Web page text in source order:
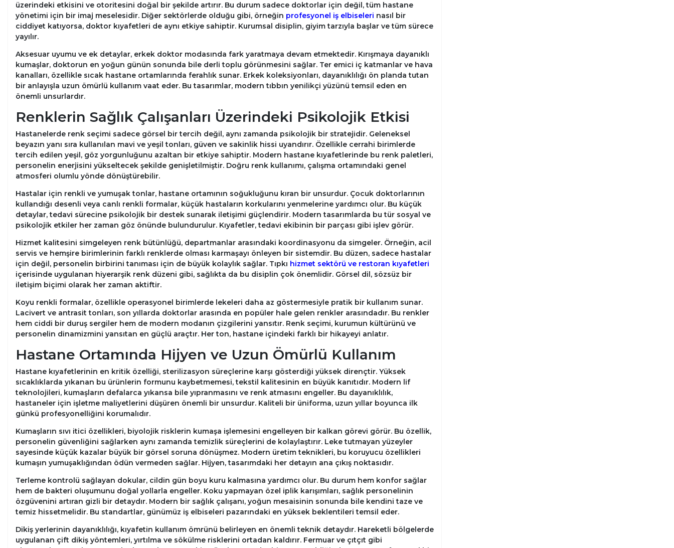
üzerindeki etkisini ve otoritesini doğal bir şekilde artırır. Bu durum sadece doktorlar için değil, tüm hastane
yönetimi için bir imaj meselesidir. Diğer sektörlerde olduğu gibi, örneğin profesyonel iş elbiseleri nasıl bir
ciddiyet katıyorsa, doktor kıyafetleri de aynı etkiye sahiptir. Kurumsal disiplin, giyim tarzıyla başlar ve tüm sürece
yayılır.
Aksesuar uyumu ve ek detaylar, erkek doktor modasında fark yaratmaya devam etmektedir. Kırışmaya dayanıklı
kumaşlar, doktorun en yoğun günün sonunda bile derli toplu görünmesini sağlar. Ter emici iç katmanlar ve hava
kanalları, özellikle sıcak hastane ortamlarında ferahlık sunar. Erkek koleksiyonları, dayanıklılığı ön planda tutan
bir anlayışla uzun ömürlü kullanım vaat eder. Bu tasarımlar, modern tıbbın yenilikçi yüzünü temsil eden en
önemli unsurlardır.
Renklerin Sağlık Çalışanları Üzerindeki Psikolojik Etkisi
Hastanelerde renk seçimi sadece görsel bir tercih değil, aynı zamanda psikolojik bir stratejidir. Geleneksel
beyazın yanı sıra kullanılan mavi ve yeşil tonları, güven ve sakinlik hissi uyandırır. Özellikle cerrahi birimlerde
tercih edilen yeşil, göz yorgunluğunu azaltan bir etkiye sahiptir. Modern hastane kıyafetlerinde bu renk paletleri,
personelin enerjisini yükseltecek şekilde genişletilmiştir. Doğru renk kullanımı, çalışma ortamındaki genel
atmosferi olumlu yönde dönüştürebilir.
Hastalar için renkli ve yumuşak tonlar, hastane ortamının soğukluğunu kıran bir unsurdur. Çocuk doktorlarının
kullandığı desenli veya canlı renkli formalar, küçük hastaların korkularını yenmelerine yardımcı olur. Bu küçük
detaylar, tedavi sürecine psikolojik bir destek sunarak iletişimi güçlendirir. Modern tasarımlarda bu tür sosyal ve
psikolojik etkiler her zaman göz önünde bulundurulur. Kıyafetler, tedavi ekibinin bir parçası gibi işlev görür.
Hizmet kalitesini simgeleyen renk bütünlüğü, departmanlar arasındaki koordinasyonu da simgeler. Örneğin, acil
servis ve hemşire birimlerinin farklı renklerde olması karmaşayı önleyen bir sistemdir. Bu düzen, sadece hastalar
için değil, personelin birbirini tanıması için de büyük kolaylık sağlar. Tıpkı hizmet sektörü ve restoran kıyafetleri
içerisinde uygulanan hiyerarşik renk düzeni gibi, sağlıkta da bu disiplin çok önemlidir. Görsel dil, sözsüz bir
iletişim biçimi olarak her zaman aktiftir.
Koyu renkli formalar, özellikle operasyonel birimlerde lekeleri daha az göstermesiyle pratik bir kullanım sunar.
Lacivert ve antrasit tonları, son yıllarda doktorlar arasında en popüler hale gelen renkler arasındadır. Bu renkler
hem ciddi bir duruş sergiler hem de modern modanın çizgilerini yansıtır. Renk seçimi, kurumun kültürünü ve
personelin dinamizmini yansıtan en güçlü araçtır. Her ton, hastane içindeki farklı bir hikayeyi anlatır.
Hastane Ortamında Hijyen ve Uzun Ömürlü Kullanım
Hastane kıyafetlerinin en kritik özelliği, sterilizasyon süreçlerine karşı gösterdiği yüksek dirençtir. Yüksek
sıcaklıklarda yıkanan bu ürünlerin formunu kaybetmemesi, tekstil kalitesinin en büyük kanıtıdır. Modern lif
teknolojileri, kumaşların defalarca yıkansa bile yıpranmasını ve renk atmasını engeller. Bu dayanıklılık,
hastaneler için işletme maliyetlerini düşüren önemli bir unsurdur. Kaliteli bir üniforma, uzun yıllar boyunca ilk
günkü profesyonelliğini korumalıdır.
Kumaşların sıvı itici özellikleri, biyolojik risklerin kumaşa işlemesini engelleyen bir kalkan görevi görür. Bu özellik,
personelin güvenliğini sağlarken aynı zamanda temizlik süreçlerini de kolaylaştırır. Leke tutmayan yüzeyler
sayesinde küçük kazalar büyük bir görsel soruna dönüşmez. Modern üretim teknikleri, bu koruyucu özellikleri
kumaşın yumuşaklığından ödün vermeden sağlar. Hijyen, tasarımdaki her detayın ana çıkış noktasıdır.
Terleme kontrolü sağlayan dokular, cildin gün boyu kuru kalmasına yardımcı olur. Bu durum hem konfor sağlar
hem de bakteri oluşumunu doğal yollarla engeller. Koku yapmayan özel iplik karışımları, sağlık personelinin
özgüvenini artıran gizli bir detaydır. Modern bir sağlık çalışanı, yoğun mesaisinin sonunda bile kendini taze ve
temiz hissetmelidir. Bu standartlar, günümüz iş elbiseleri pazarındaki en yüksek beklentileri temsil eder.
Dikiş yerlerinin dayanıklılığı, kıyafetin kullanım ömrünü belirleyen en önemli teknik detaydır. Hareketli bölgelerde
uygulanan çift dikiş yöntemleri, yırtılma ve sökülme risklerini ortadan kaldırır. Fermuar ve çıtçıt gibi